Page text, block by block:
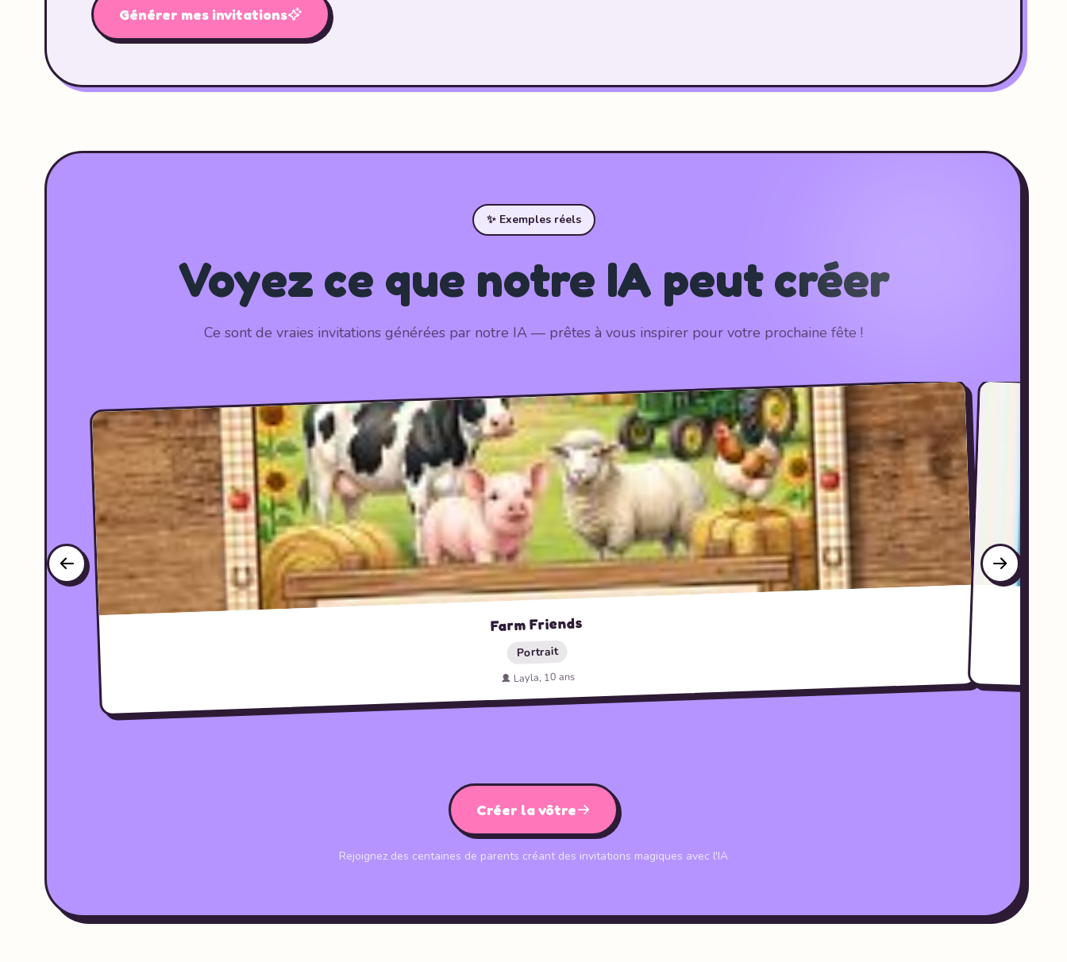
Générer mes invitations
✨ Exemples réels
Voyez ce que notre IA peut créer
Ce sont de vraies invitations générées par notre IA — prêtes à vous inspirer pour votre prochaine fête !
Farm Friends
Portrait
Layla, 10 ans
Créer la vôtre
Rejoignez des centaines de parents créant des invitations magiques avec l'IA